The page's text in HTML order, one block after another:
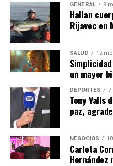
Nico Schlotterbeck
Mediocampistas
Grimaldo
Luis Díaz
Michael Olise
Ritsu Doan
Federico Valverde
Frenkie de Jong
Lamine Yamal
GENERAL 9
Hallan
Rijavec en
SALUD 12
un mayor
DEPORTES 7
Tony Valls
paz,
NEGOCIOS
Carlota
Hernández